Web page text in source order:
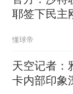
耶签下民主
懂球帝
天空记者：
卡内部印象